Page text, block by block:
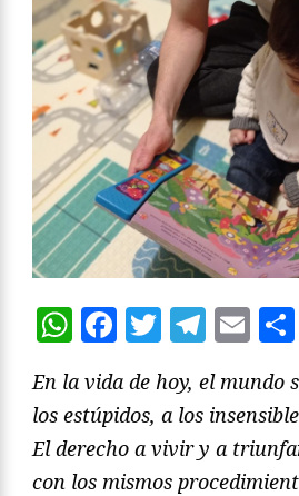
WhatsApp
Facebook
Twitter
En la vida de hoy, el mundo
los estúpidos, a los
El derecho a vivir y a
con los mismos